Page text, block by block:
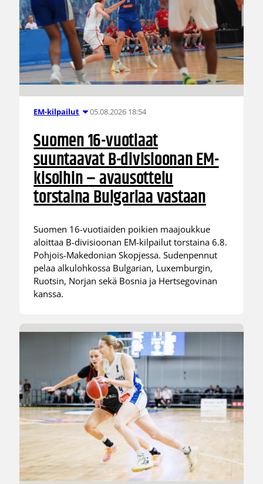
EM-kilpailut 05.08.2026 18:54
Suomen 16-vuotiaat
suuntaavat B-divisioonan EM-
kisoihin – avausottelu
torstaina Bulgariaa vastaan
Suomen 16-vuotiaiden poikien maajoukkue
aloittaa B-divisioonan EM-kilpailut torstaina 6.8.
Pohjois-Makedonian Skopjessa. Sudenpennut
pelaa alkulohkossa Bulgarian, Luxemburgin,
Ruotsin, Norjan sekä Bosnia ja Hertsegovinan
kanssa.